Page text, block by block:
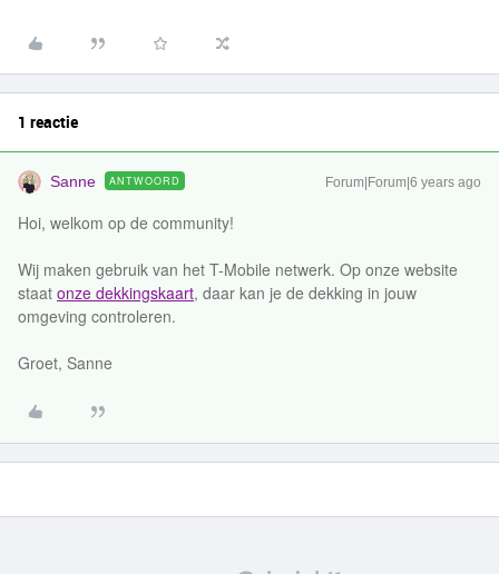
1 reactie
Sanne ANTWOORD Forum|Forum|6 years ago
Hoi, welkom op de community!
Wij maken gebruik van het T-Mobile netwerk. Op onze website
staat onze dekkingskaart, daar kan je de dekking in jouw
omgeving controleren.
Groet, Sanne